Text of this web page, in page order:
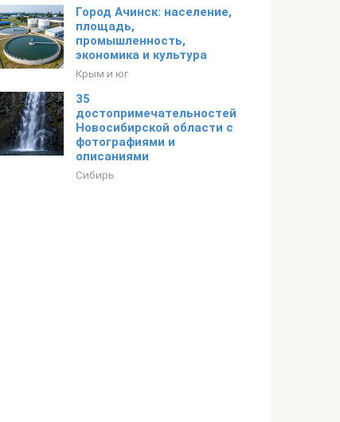
Город Ачинск: население,
площадь,
промышленность,
экономика и культура
Крым и юг
35
достопримечательностей
Новосибирской области с
фотографиями и
описаниями
Сибирь